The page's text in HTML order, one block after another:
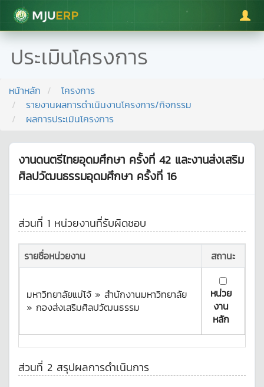
มหาวิทยาลัยแม่โจ้
ประเมินโครงการ
หน้าหลัก
โครงการ
รายงานผลการดำเนินงานโครงการ/กิจกรรม
ผลการประเมินโครงการ
งานดนตรีไทยอุดมศึกษา ครั้งที่ 42 และงานส่งเสริม
ศิลปวัฒนธรรมอุดมศึกษา ครั้งที่ 16
ส่วนที่ 1 หน่วยงานที่รับผิดชอบ
รายชื่อหน่วยงาน สถานะ
มหาวิทยาลัยแม่โจ้ » สำนักงานมหาวิทยาลัย
» กองส่งเสริมศิลปวัฒนธรรม
หน่วย
งาน
หลัก
ส่วนที่ 2 สรุปผลการดำเนินการ